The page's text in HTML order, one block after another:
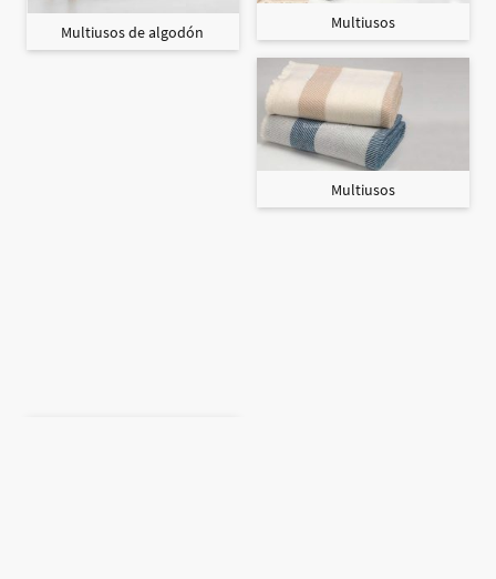
Multiusos de algodón Multiusos
Multiusos